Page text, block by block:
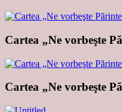
Cartea „Ne vorbeşte
Cartea „Ne vorbeşte